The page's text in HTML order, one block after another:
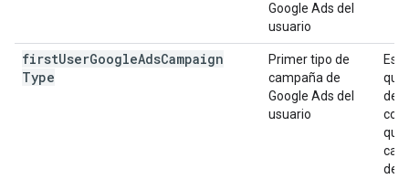
Google Ads del
usuario
firstUserGoogleAdsCampaign
Type
Primer tipo de
campaña de
Google Ads del
usuario
Es
que
que
de